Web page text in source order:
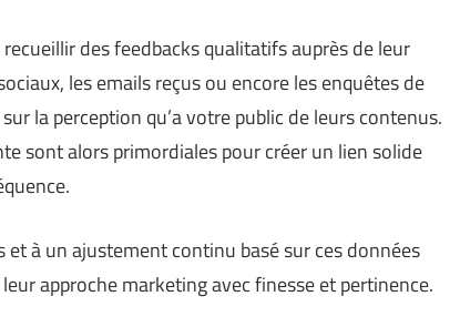
des feedbacks qualitatifs auprès de leur
les emails reçus ou encore les enquêtes de
la perception qu’a votre public de leurs contenus.
sont alors primordiales pour créer un lien solide
à un ajustement continu basé sur ces données
approche marketing avec finesse et pertinence.